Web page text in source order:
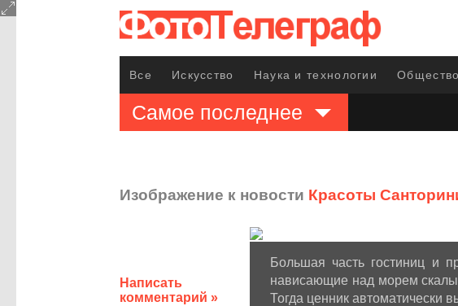
Все Искусство Наука и технологии Общество
Самое последнее
Изображение к новости Красоты
Написать
комментарий »
Большая часть гостиниц и
нависающие над морем
Тогда ценник автоматически